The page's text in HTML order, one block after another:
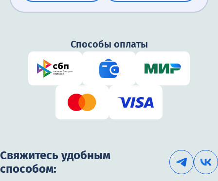
Способы оплаты
Свяжитесь удобным
способом: